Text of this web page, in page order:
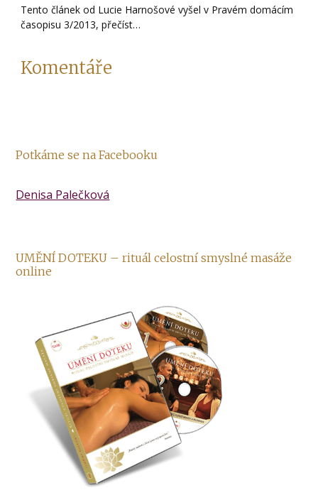
Tento článek od Lucie Harnošové vyšel v Pravém domácím
časopisu 3/2013, přečíst…
Komentáře
Potkáme se na Facebooku
Denisa Palečková
UMĚNÍ DOTEKU – rituál celostní smyslné masáže
online